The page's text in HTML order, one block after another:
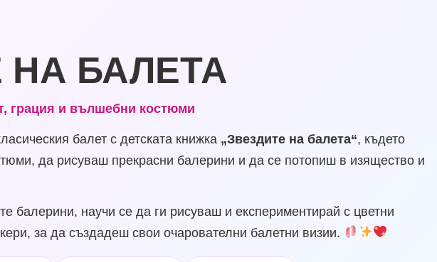
НА БАЛЕТА
грация и вълшебни костюми
балет с детската книжка „Звездите на балета“, където
да рисуваш прекрасни балерини и да се потопиш в изящество и
балерини, научи се да ги рисуваш и експериментирай с цветни
за да създадеш свои очарователни балетни визии.